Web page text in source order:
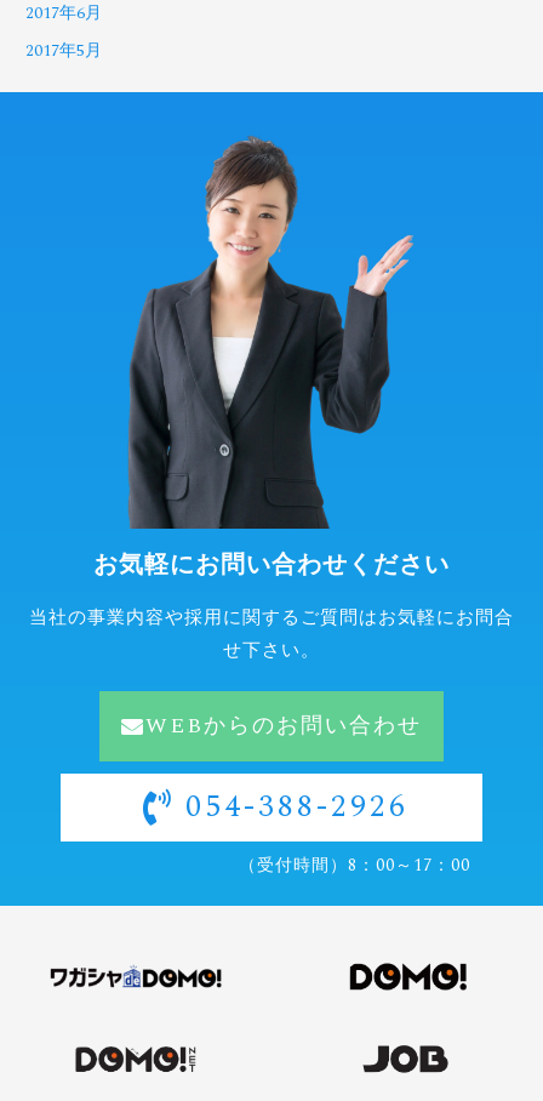
2017年6月
2017年5月
お気軽にお問い合わせください
当社の事業内容や採用に関するご質問はお気軽にお問合
せ下さい。
WEBからのお問い合わせ
054-388-2926
（受付時間）8：00～17：00